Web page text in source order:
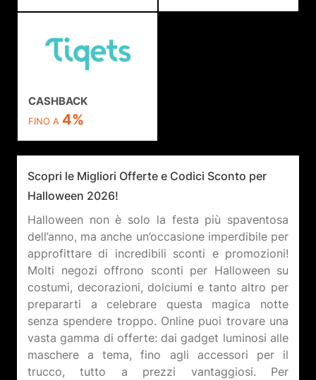
CASHBACK
FINO A 4%
Scopri le Migliori Offerte e Codici Sconto per
Halloween 2026!
Halloween non è solo la festa più spaventosa
dell’anno, ma anche un’occasione imperdibile per
approfittare di incredibili sconti e promozioni!
Molti negozi offrono sconti per Halloween su
costumi, decorazioni, dolciumi e tanto altro per
prepararti a celebrare questa magica notte
senza spendere troppo. Online puoi trovare una
vasta gamma di offerte: dai gadget luminosi alle
maschere a tema, fino agli accessori per il
trucco, tutto a prezzi vantaggiosi. Per